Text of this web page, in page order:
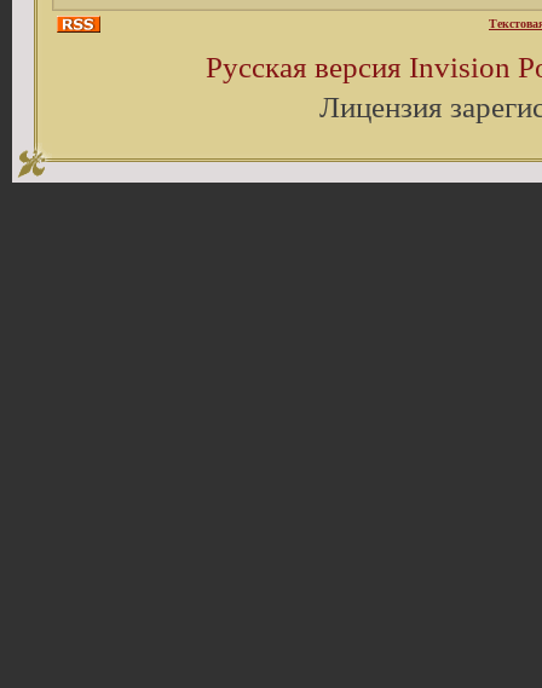
Русская версия Invision
Лицензия